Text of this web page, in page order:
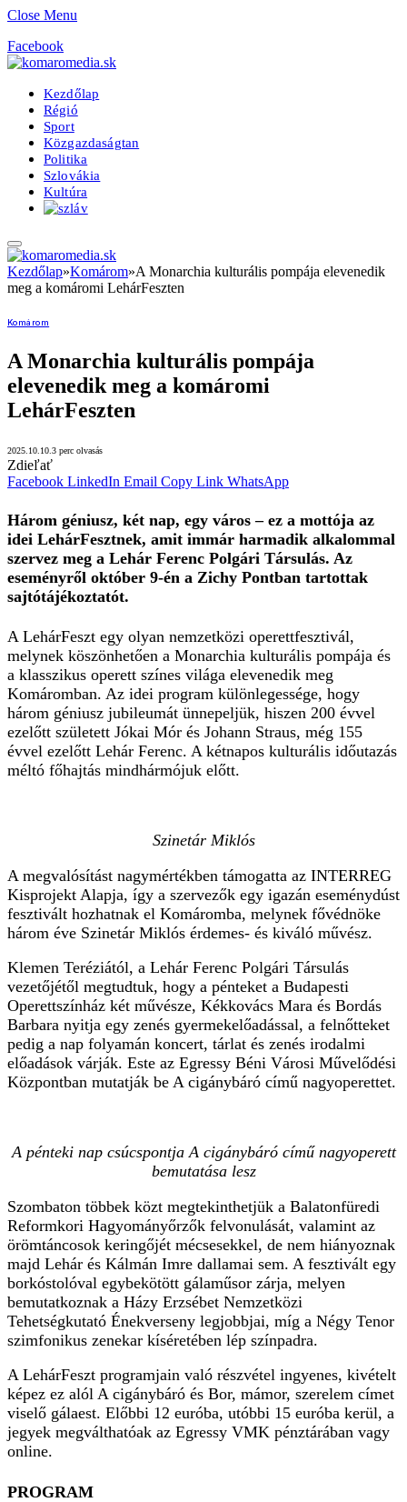
Close Menu
Facebook
Kezdőlap
Régió
Sport
Közgazdaságtan
Politika
Szlovákia
Kultúra
Kezdőlap»Komárom»A Monarchia kulturális pompája elevenedik
meg a komáromi LehárFeszten
Komárom
A Monarchia kulturális pompája
elevenedik meg a komáromi
LehárFeszten
2025.10.10. 3 perc olvasás
Zdieľať
Facebook LinkedIn Email Copy Link WhatsApp
Három géniusz, két nap, egy város – ez a mottója az
idei LehárFesztnek, amit immár harmadik alkalommal
szervez meg a Lehár Ferenc Polgári Társulás. Az
eseményről október 9-én a Zichy Pontban tartottak
sajtótájékoztatót.
A LehárFeszt egy olyan nemzetközi operettfesztivál,
melynek köszönhetően a Monarchia kulturális pompája és
a klasszikus operett színes világa elevenedik meg
Komáromban. Az idei program különlegessége, hogy
három géniusz jubileumát ünnepeljük, hiszen 200 évvel
ezelőtt született Jókai Mór és Johann Straus, még 155
évvel ezelőtt Lehár Ferenc. A kétnapos kulturális időutazás
méltó főhajtás mindhármójuk előtt.
Szinetár Miklós
A megvalósítást nagymértékben támogatta az INTERREG
Kisprojekt Alapja, így a szervezők egy igazán eseménydúst
fesztivált hozhatnak el Komáromba, melynek fővédnöke
három éve Szinetár Miklós érdemes- és kiváló művész.
Klemen Teréziától, a Lehár Ferenc Polgári Társulás
vezetőjétől megtudtuk, hogy a pénteket a Budapesti
Operettszínház két művésze, Kékkovács Mara és Bordás
Barbara nyitja egy zenés gyermekelőadással, a felnőtteket
pedig a nap folyamán koncert, tárlat és zenés irodalmi
előadások várják. Este az Egressy Béni Városi Művelődési
Központban mutatják be A cigánybáró című nagyoperettet.
A pénteki nap csúcspontja A cigánybáró című nagyoperett
bemutatása lesz
Szombaton többek közt megtekinthetjük a Balatonfüredi
Reformkori Hagyományőrzők felvonulását, valamint az
örömtáncosok keringőjét mécsesekkel, de nem hiányoznak
majd Lehár és Kálmán Imre dallamai sem. A fesztivált egy
borkóstolóval egybekötött gálaműsor zárja, melyen
bemutatkoznak a Házy Erzsébet Nemzetközi
Tehetségkutató Énekverseny legjobbjai, míg a Négy Tenor
szimfonikus zenekar kíséretében lép színpadra.
A LehárFeszt programjain való részvétel ingyenes, kivételt
képez ez alól A cigánybáró és Bor, mámor, szerelem címet
viselő gálaest. Előbbi 12 euróba, utóbbi 15 euróba kerül, a
jegyek megválthatóak az Egressy VMK pénztárában vagy
online.
PROGRAM